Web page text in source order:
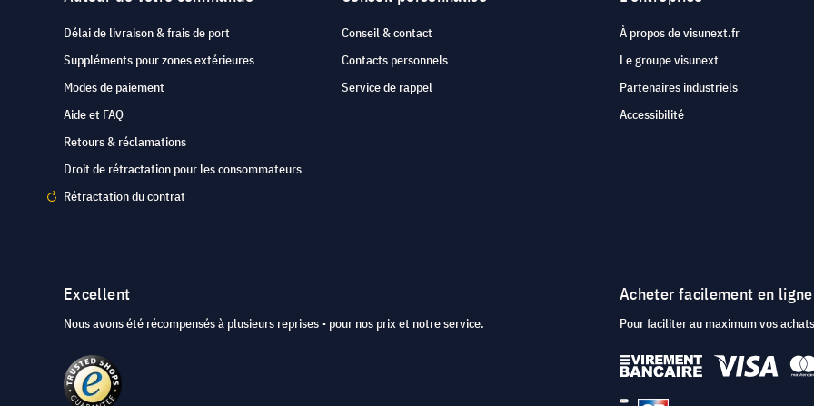
Délai de livraison & frais de port
Suppléments pour zones extérieures
Modes de paiement
Aide et FAQ
Retours & réclamations
Droit de rétractation pour les consommateurs
Rétractation du contrat
Conseil & contact
Contacts personnels
Service de rappel
À propos de visunext.fr
Le groupe visunext
Partenaires industriels
Accessibilité
Excellent
Nous avons été récompensés à plusieurs reprises - pour nos prix et notre service.
Acheter facilement en ligne
Pour faciliter au maximum vos